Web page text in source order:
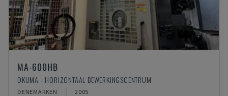
MA-600HB
OKUMA - HORIZONTAAL BEWERKINGSCENTRUM
DENEMARKEN 2005